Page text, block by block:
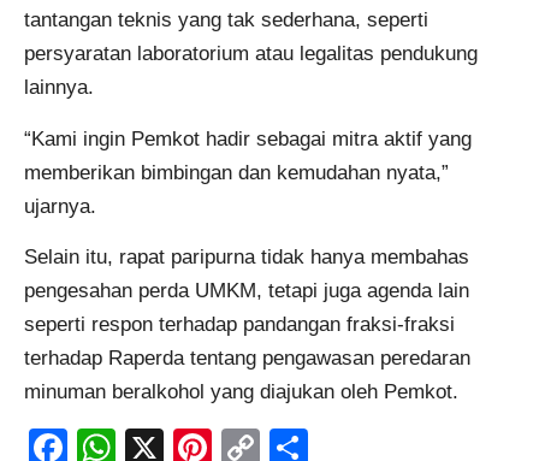
tantangan teknis yang tak sederhana, seperti
persyaratan laboratorium atau legalitas pendukung
lainnya.
“Kami ingin Pemkot hadir sebagai mitra aktif yang
memberikan bimbingan dan kemudahan nyata,”
ujarnya.
Selain itu, rapat paripurna tidak hanya membahas
pengesahan perda UMKM, tetapi juga agenda lain
seperti respon terhadap pandangan fraksi-fraksi
terhadap Raperda tentang pengawasan peredaran
minuman beralkohol yang diajukan oleh Pemkot.
Facebook
WhatsApp
X Pinterest
Copy